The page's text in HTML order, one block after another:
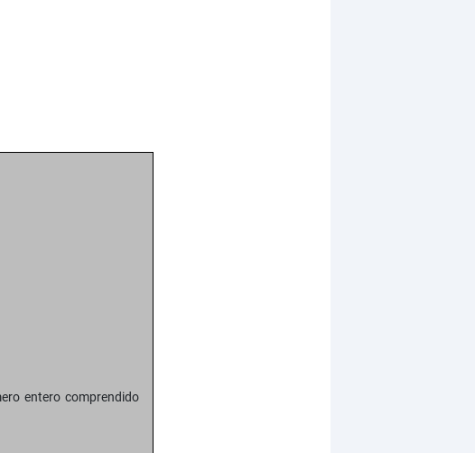
entero comprendido